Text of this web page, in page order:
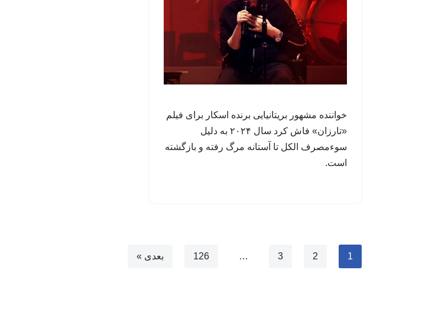
خواننده مشهور بریتانیایی برنده اسکار برای فیلم
«تارزان» فاش کرد سال ۲۰۲۴ به دلیل
سوءمصرف الکل تا آستانه مرگ رفته و بازگشته
است.
1
2
3
…
126 بعدی »